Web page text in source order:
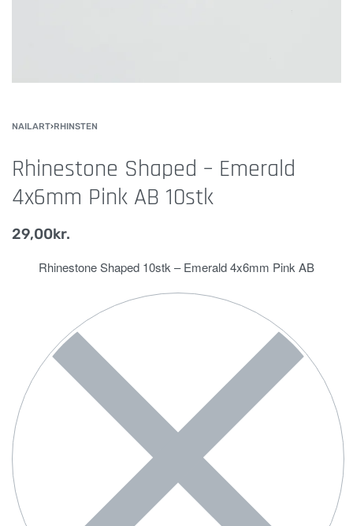
NAILART›RHINSTEN
Rhinestone Shaped – Emerald
4x6mm Pink AB 10stk
29,00kr.
Rhinestone Shaped 10stk – Emerald 4x6mm Pink AB